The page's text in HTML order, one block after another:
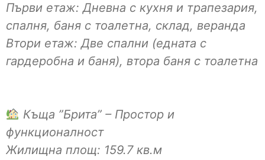
Първи етаж: Дневна с кухня и трапезария,
спалня, баня с тоалетна, склад, веранда
Втори етаж: Две спални (едната с
гардеробна и баня), втора баня с тоалетна
Къща ”Брита” – Простор и
функционалност
Жилищна площ: 159.7 кв.м